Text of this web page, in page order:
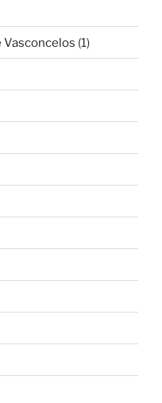
Vasconcelos (1)